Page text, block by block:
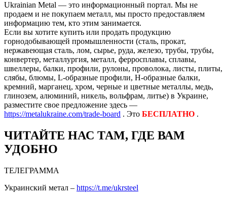
Ukrainian Metal — это информационный портал. Мы не
продаем и не покупаем металл, мы просто предоставляем
информацию тем, кто этим занимается.
Если вы хотите купить или продать продукцию
горнодобывающей промышленности (сталь, прокат,
нержавеющая сталь, лом, сырье, руда, железо, трубы, трубы,
конвертер, металлургия, металл, ферросплавы, сплавы,
швеллеры, балки, профили, рулоны, проволока, листы, плиты,
слябы, блюмы, L-образные профили, H-образные балки,
кремний, марганец, хром, черные и цветные металлы, медь,
глинозем, алюминий, никель, вольфрам, литье) в Украине,
разместите свое предложение здесь —
https://metalukraine.com/trade-board . Это БЕСПЛАТНО .
ЧИТАЙТЕ НАС ТАМ, ГДЕ ВАМ
УДОБНО
ТЕЛЕГРАММА
Украинский метал – https://t.me/ukrsteel